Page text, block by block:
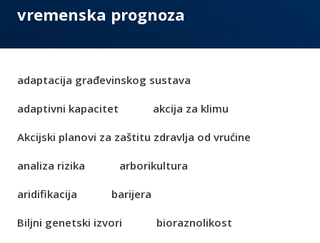
vremenska prognoza
adaptacija građevinskog sustava
adaptivni kapacitet
akcija za klimu
Akcijski planovi za zaštitu zdravlja od vrućine
analiza rizika
arborikultura
aridifikacija
barijera
Biljni genetski izvori
bioraznolikost